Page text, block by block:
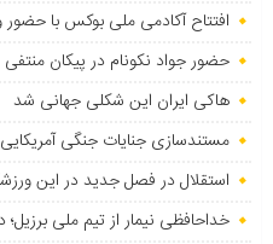
افتتاح آکادمی ملی بوکس با
حضور جواد نکونام در پیکان
هاکی ایران این شکلی جهانی شد
مستندسازی جنایات جنگی
استقلال در فصل جدید در این
خداحافظی نیمار از تیم ملی